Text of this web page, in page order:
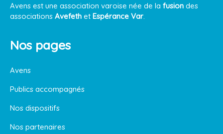
Avens est une association varoise née de la fusion des
associations Avefeth et Espérance Var.
Nos pages
Avens
Publics accompagnés
Nos dispositifs
Nos partenaires